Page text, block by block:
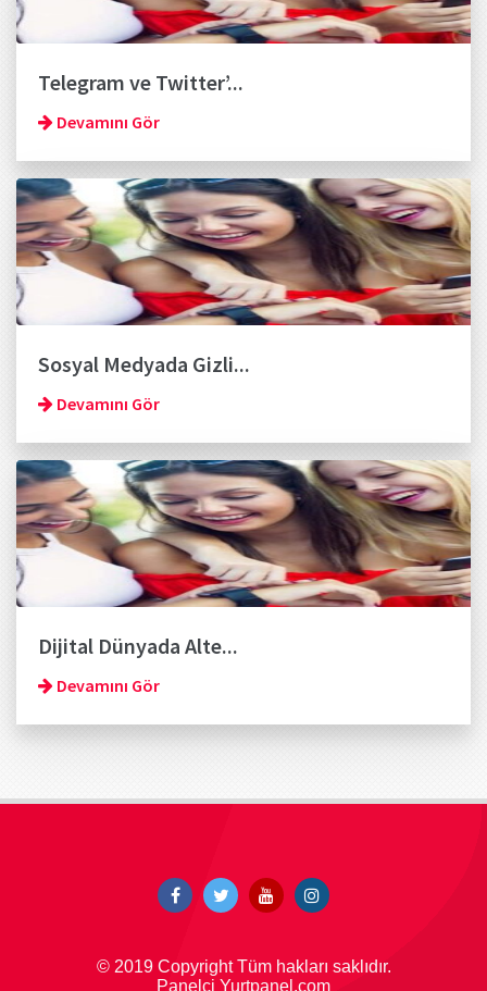
Telegram ve Twitter’...
Devamını Gör
Sosyal Medyada Gizli...
Devamını Gör
Dijital Dünyada Alte...
Devamını Gör
© 2019 Copyright Tüm hakları saklıdır.
Panelci Yurtpanel.com